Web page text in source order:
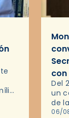
Del
un
de
en
06/